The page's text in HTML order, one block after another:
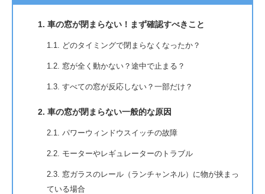
1. 車の窓が閉まらない！まず確認すべきこと
1.1. どのタイミングで閉まらなくなったか？
1.2. 窓が全く動かない？途中で止まる？
1.3. すべての窓が反応しない？一部だけ？
2. 車の窓が閉まらない一般的な原因
2.1. パワーウィンドウスイッチの故障
2.2. モーターやレギュレーターのトラブル
2.3. 窓ガラスのレール（ランチャンネル）に物が挟まっ
ている場合